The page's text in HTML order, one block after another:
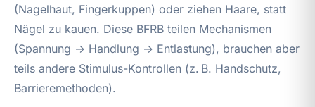
(Nagelhaut, Fingerkuppen) oder ziehen Haare, statt
Nägel zu kauen. Diese BFRB teilen Mechanismen
(Spannung → Handlung → Entlastung), brauchen aber
teils andere Stimulus-Kontrollen (z. B. Handschutz,
Barrieremethoden).